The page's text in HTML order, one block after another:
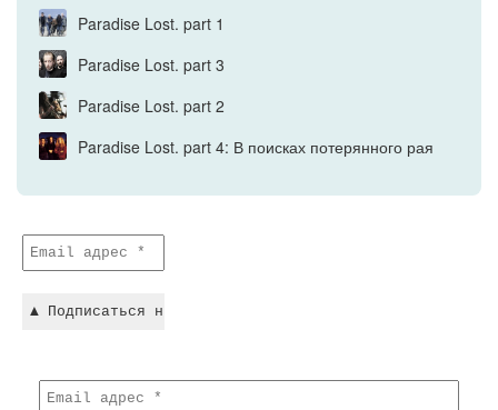
Paradise Lost. part 1
Paradise Lost. part 3
Paradise Lost. part 2
Paradise Lost. part 4: В поисках потерянного рая